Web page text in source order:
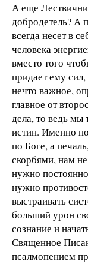
А еще
добродетель? А
всегда несет в
человека
вместо того
придает ему
нечто важное,
главное от
дела, то ведь
истин. Именно
по Боге, а
скорбями, нам
нужно
нужно
выстраивать
больший урон
сознание и
Священное
псалмопением